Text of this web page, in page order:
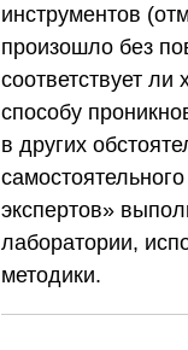
инструментов
произошло без
соответствует
способу
в других
экспертов»
лаборатории,
методики.